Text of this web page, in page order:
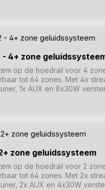
- 4+ zone
op de hoedrail voor 4
tot 64 zones. Met 4x
1x AUX en 8x30W
zone geluidssysteem
op de hoedrail voor 2
tot 64 zones. Met 2x
2x AUX en 4x30W